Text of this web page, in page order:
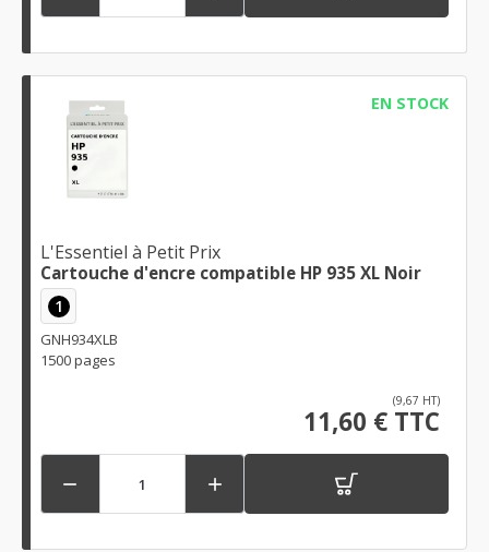
EN STOCK
L'Essentiel à Petit Prix
Cartouche d'encre compatible HP 935 XL Noir
1
GNH934XLB
1500 pages
(9,67 HT)
11,60 € TTC
 